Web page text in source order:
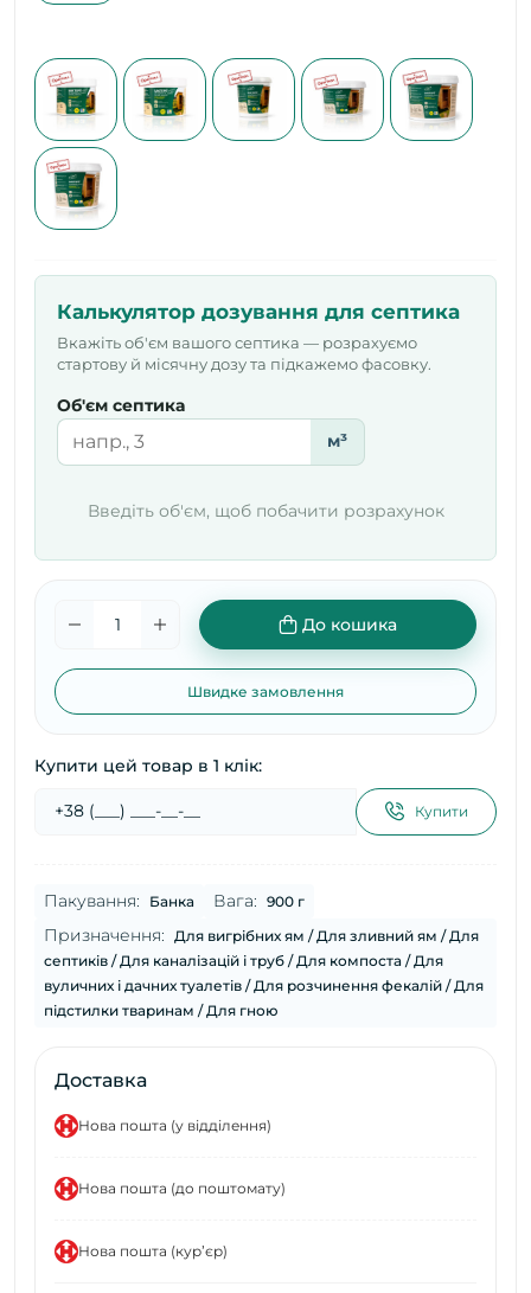
Калькулятор дозування для септика
Вкажіть об'єм вашого септика — розрахуємо
стартову й місячну дозу та підкажемо фасовку.
Об'єм септика
м³
Введіть об'єм, щоб побачити розрахунок
До кошика
Швидке замовлення
Купити цей товар в 1 клік:
Купити
Пакування: Банка Вага: 900 г
Призначення:
Для вигрібних ям / Для зливний ям / Для
септиків / Для каналізацій і труб / Для компоста / Для
вуличних і дачних туалетів / Для розчинення фекалій / Для
підстилки тваринам / Для гною
Доставка
Нова пошта (у відділення)
Нова пошта (до поштомату)
Нова пошта (курʼєр)